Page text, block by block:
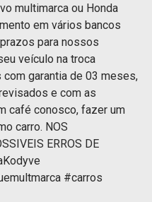
multimarca ou Honda
em vários bancos
para nossos
veículo na troca
garantia de 03 meses,
e com as
café conosco, fazer um
carro. NOS
ERROS DE
#carros